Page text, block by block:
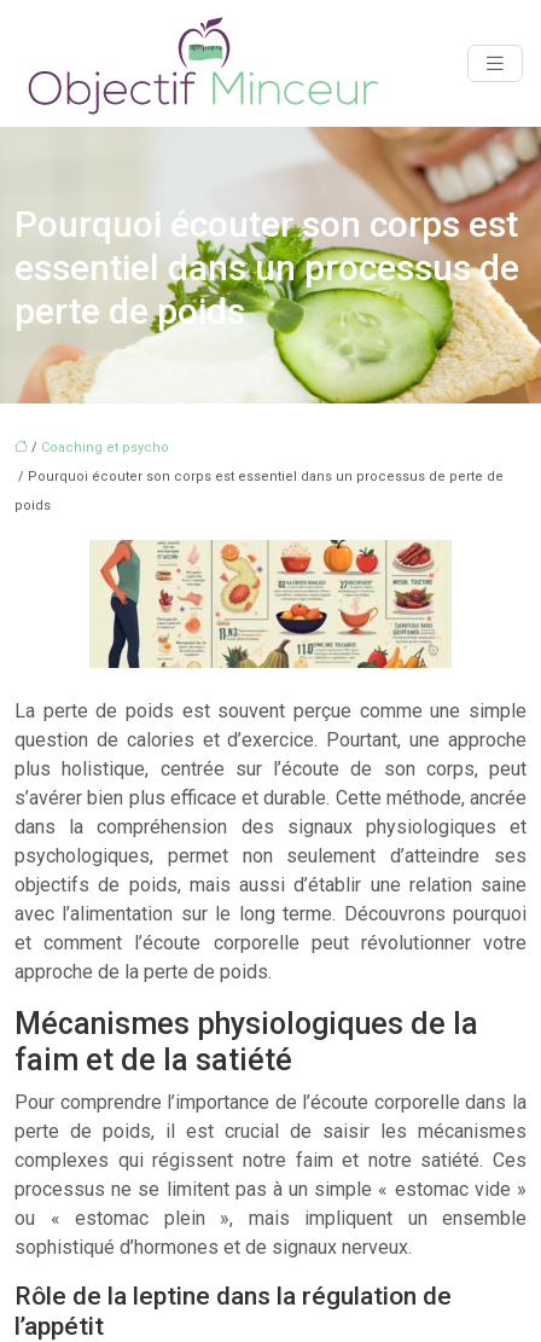
Pourquoi écouter son corps est
essentiel dans un processus de
perte de poids
/ Coaching et psycho
/ Pourquoi écouter son corps est essentiel dans un processus de perte de
poids
La perte de poids est souvent perçue comme une simple
question de calories et d’exercice. Pourtant, une approche
plus holistique, centrée sur l’écoute de son corps, peut
s’avérer bien plus efficace et durable. Cette méthode, ancrée
dans la compréhension des signaux physiologiques et
psychologiques, permet non seulement d’atteindre ses
objectifs de poids, mais aussi d’établir une relation saine
avec l’alimentation sur le long terme. Découvrons pourquoi
et comment l’écoute corporelle peut révolutionner votre
approche de la perte de poids.
Mécanismes physiologiques de la
faim et de la satiété
Pour comprendre l’importance de l’écoute corporelle dans la
perte de poids, il est crucial de saisir les mécanismes
complexes qui régissent notre faim et notre satiété. Ces
processus ne se limitent pas à un simple « estomac vide »
ou « estomac plein », mais impliquent un ensemble
sophistiqué d’hormones et de signaux nerveux.
Rôle de la leptine dans la régulation de
l’appétit